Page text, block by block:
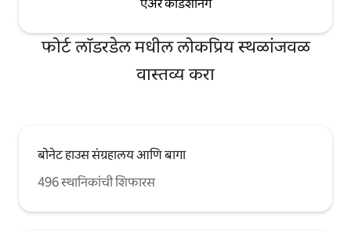
एअर कंडिशनिंग
फोर्ट लॉडरडेल मधील लोकप्रिय स्थळांजवळ
वास्तव्य करा
बोनेट हाउस संग्रहालय आणि बागा
496 स्थानिकांची शिफारस